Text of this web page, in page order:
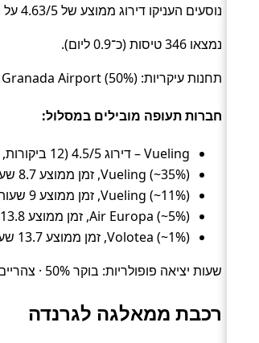
נוסעים העניקו דירוג ממוצע של 4.63/5 על בסיס 19 חוות דעת.
נמצאו 346 טיסות (כ־0.9 ליום).
תחנות עיקריות: Malaga Airport (50%), Granada Airport (50%).
חברות תעופה מובילים במסלול:
Vueling – דירוג 4.5/5 (12 ביקורות, ~45%), זמן ממוצע 13.3 שעות, מחיר ממוצע ~678 ₪
Vueling (~35%), זמן ממוצע 8.7 שעות, מחיר ממוצע ~935 ₪
Vueling (~11%), זמן ממוצע 9 שעות, מחיר ממוצע ~858 ₪
Air Europa (~5%), זמן ממוצע 13.8 שעות, מחיר ממוצע ~449 ₪
Volotea (~1%), זמן ממוצע 13.7 שעות, מחיר ממוצע ~617 ₪
שעות יציאה פופולריות: בוקר 50% · צהריים 22% · ערב 28% · לילה 0%.
רכבת ממאלגה לגרנדה